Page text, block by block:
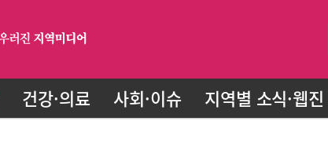
건강·의료 사회·이슈 지역별 소식·웹진